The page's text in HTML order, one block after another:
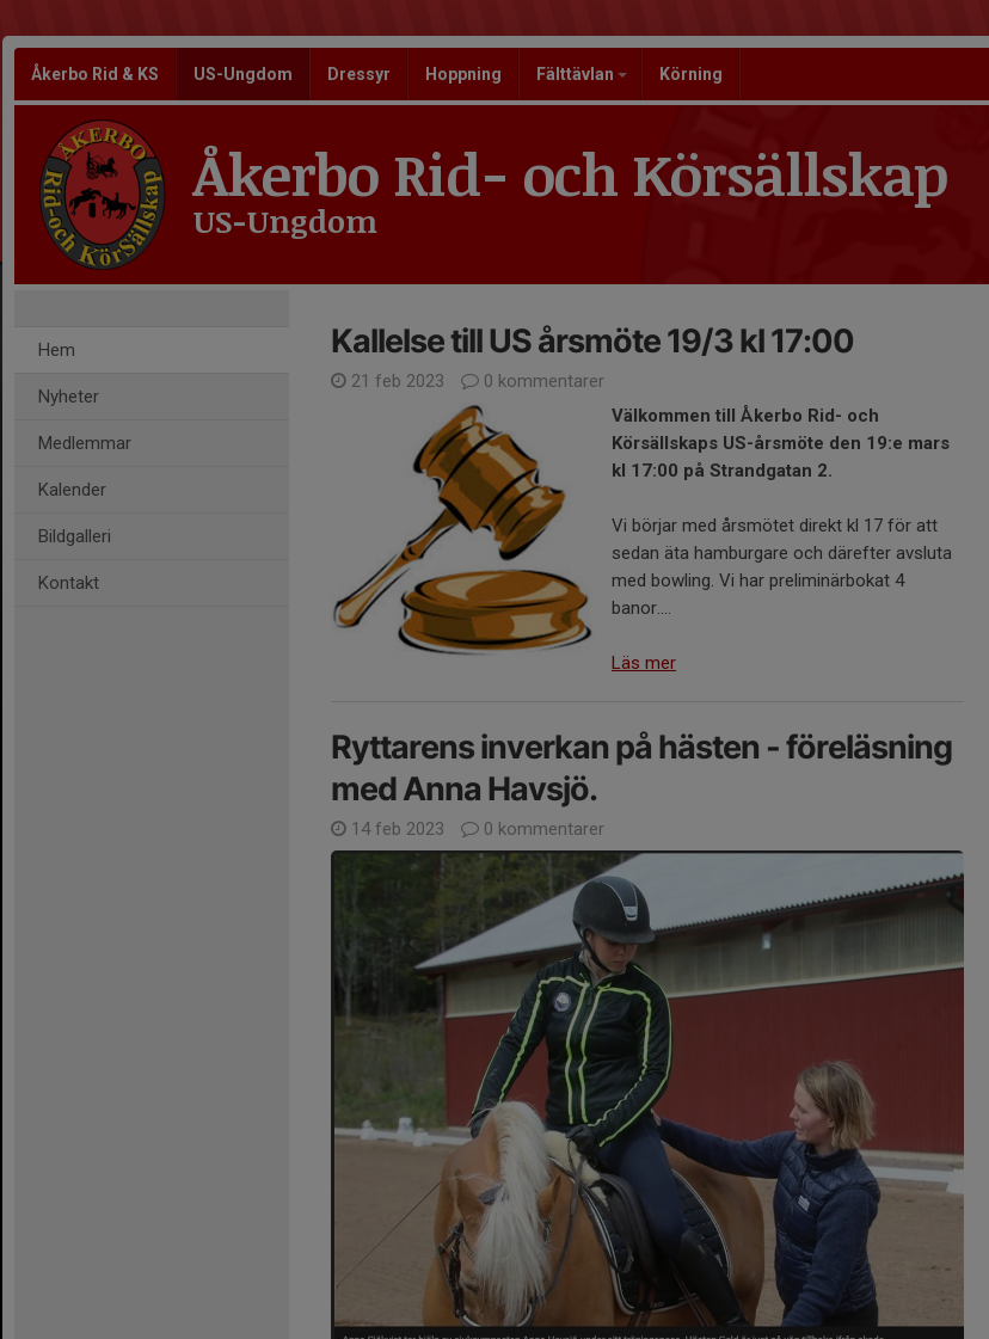
Åkerbo Rid & KS US-Ungdom Dressyr Hoppning Fälttävlan Körning
Åkerbo Rid- och Körsällskap
US-Ungdom
Hem
Nyheter
Medlemmar
Kalender
Bildgalleri
Kontakt
Kallelse till US årsmöte 19/3 kl 17:00
21 feb 2023
0 kommentarer
Välkommen till Åkerbo Rid- och
Körsällskaps US-årsmöte den 19:e mars
kl 17:00 på Strandgatan 2.
Vi börjar med årsmötet direkt kl 17 för att
sedan äta hamburgare och därefter avsluta
med bowling. Vi har preliminärbokat 4
banor....
Läs mer
Ryttarens inverkan på hästen - föreläsning
med Anna Havsjö.
14 feb 2023 0 kommentarer